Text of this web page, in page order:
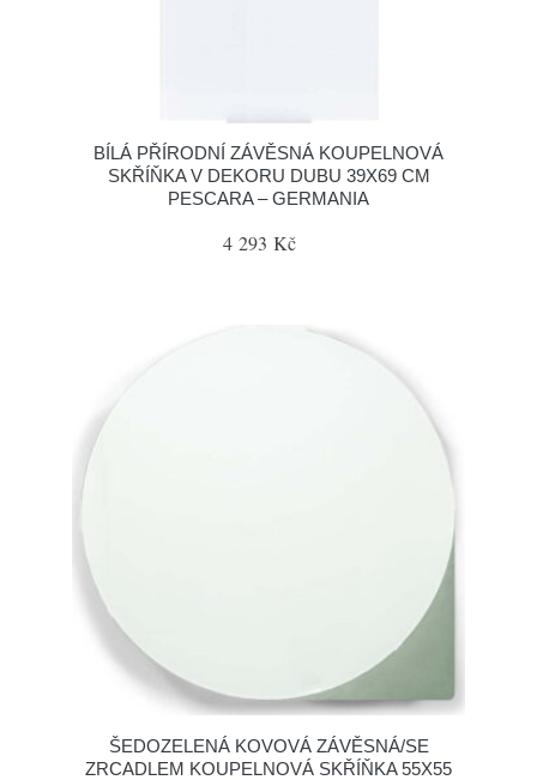
BÍLÁ PŘÍRODNÍ ZÁVĚSNÁ KOUPELNOVÁ
SKŘÍŇKA V DEKORU DUBU 39X69 CM
PESCARA – GERMANIA
4 293 Kč
ŠEDOZELENÁ KOVOVÁ ZÁVĚSNÁ/SE
ZRCADLEM KOUPELNOVÁ SKŘÍŇKA 55X55